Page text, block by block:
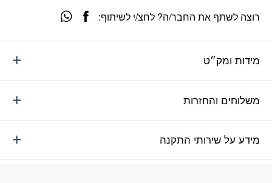
מידות ומק״ט
משלוחים והחזרות
מידע על שירותי התקנה
רוצה לשתף את החבר/ה? לחצ/י לשיתוף: